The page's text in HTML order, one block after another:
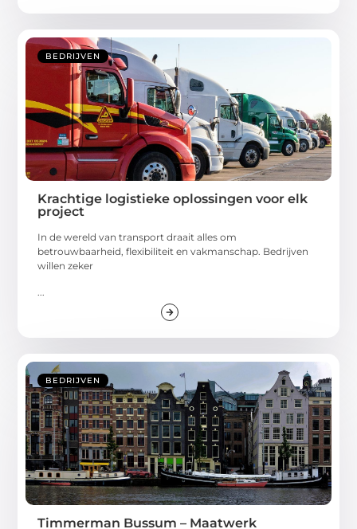
BEDRIJVEN
Krachtige logistieke oplossingen voor elk
project
In de wereld van transport draait alles om
betrouwbaarheid, flexibiliteit en vakmanschap. Bedrijven
willen zeker
BEDRIJVEN
Timmerman Bussum – Maatwerk